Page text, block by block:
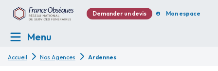
Demander un devis Mon espace
Menu
Accueil Nos Agences Ardennes